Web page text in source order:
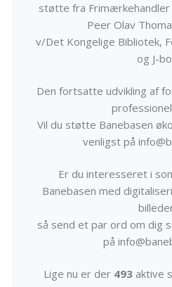
støtte fra Frimærkehandler
Peer Olav
v/Det Kongelige Bibliotek,
og J-
Den fortsatte udvikling af
Vil du støtte Banebasen
venligst på
Er du interesseret i
Banebasen med
så send et par ord om dig
på
Lige nu er der 493aktive